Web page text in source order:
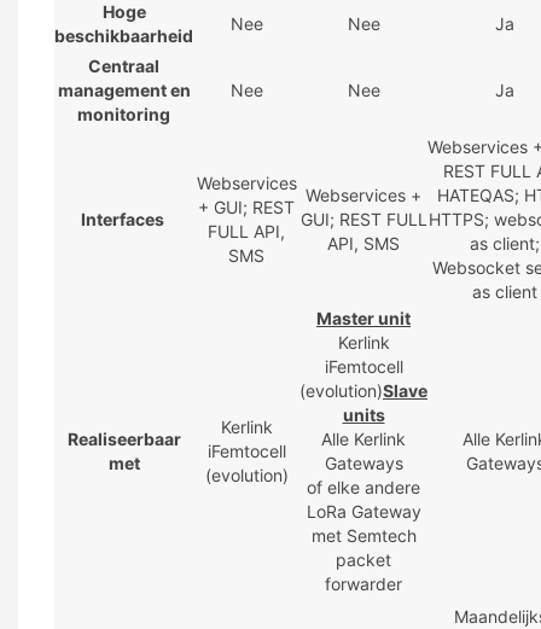
Hoge
beschikbaarheid
Nee Nee Ja
Centraal
management en
monitoring
Nee Nee Ja
Interfaces
Webservices
+ GUI; REST
FULL API,
SMS
Webservices +
GUI; REST FULL
API, SMS
Webservices
REST FULL
HATEQAS;
HTTPS;
as client;
Websocket
as client
Realiseerbaar
met
Kerlink
iFemtocell
(evolution)
Master unit
Kerlink
iFemtocell
(evolution)Slave
units
Alle Kerlink
Gateways
of elke andere
LoRa Gateway
met Semtech
packet
forwarder
Alle